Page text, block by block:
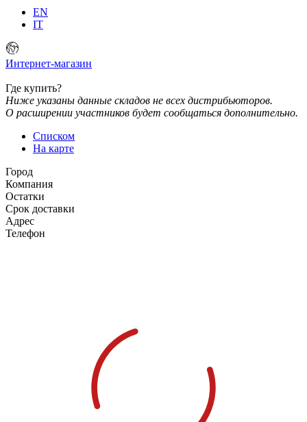
EN
IT
Интернет-магазин
Где купить?
Ниже указаны данные складов не всех дистрибьюторов.
О расширении участников будет сообщаться дополнительно.
Списком
На карте
Город
Компания
Остатки
Срок доставки
Адрес
Телефон